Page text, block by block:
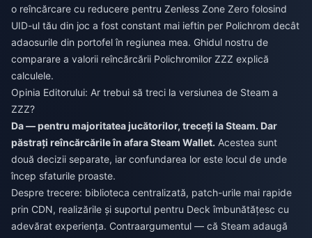
o reîncărcare cu reducere pentru Zenless Zone Zero folosind
UID-ul tău din joc a fost constant mai ieftin per Polichrom decât
adaosurile din portofel în regiunea mea. Ghidul nostru de
comparare a valorii reîncărcării Polichromilor ZZZ explică
calculele.
Opinia Editorului: Ar trebui să treci la versiunea de Steam a
ZZZ?
Da — pentru majoritatea jucătorilor, treceți la Steam. Dar
păstrați reîncărcările în afara Steam Wallet. Acestea sunt
două decizii separate, iar confundarea lor este locul de unde
încep sfaturile proaste.
Despre trecere: biblioteca centralizată, patch-urile mai rapide
prin CDN, realizările și suportul pentru Deck îmbunătățesc cu
adevărat experiența. Contraargumentul — că Steam adaugă